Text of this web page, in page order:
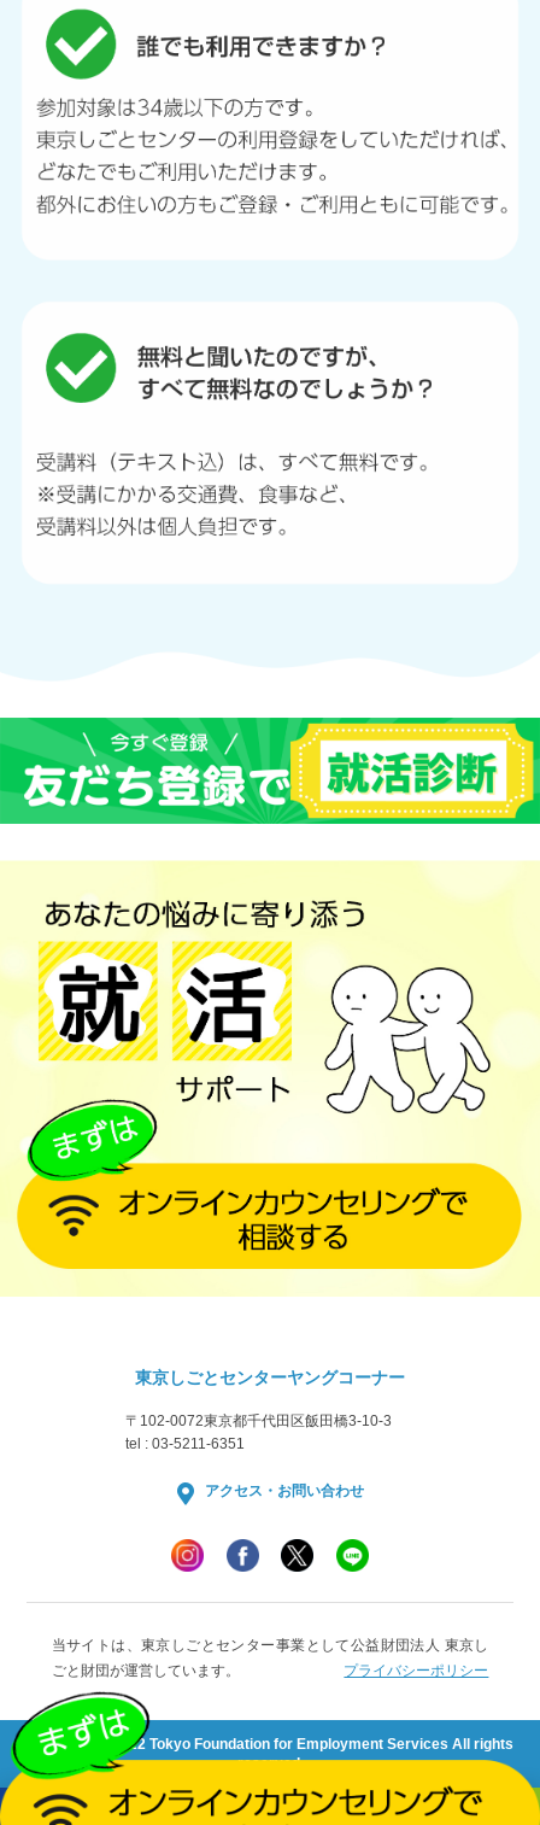
東京しごとセンターヤングコーナー
〒102-0072東京都千代田区飯田橋3-10-3
tel : 03-5211-6351
アクセス・お問い合わせ
当サイトは、東京しごとセンター事業として公益財団法人 東京し
ごと財団が運営しています。
プライバシーポリシー
Copyright © 2022 Tokyo Foundation for Employment Services All rights
reserved.